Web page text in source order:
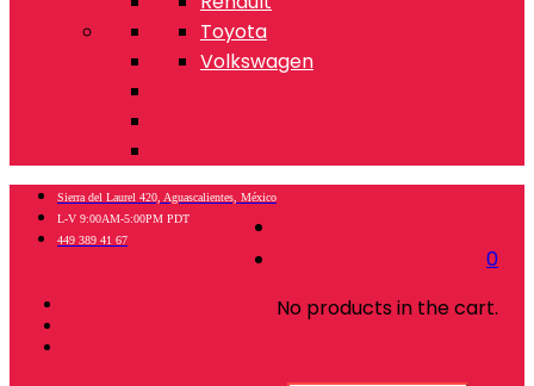
Toyota
Volkswagen
0
No products in the cart.
Sierra del Laurel 420, Aguascalientes, México
L-V 9:00AM-5:00PM PDT
449 389 41 67